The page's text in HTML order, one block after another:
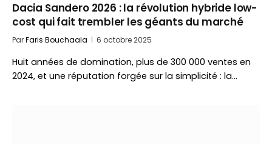
Dacia Sandero 2026 : la révolution hybride low-
cost qui fait trembler les géants du marché
ParFaris Bouchaala 6 octobre 2025
Huit années de domination, plus de 300 000 ventes en
2024, et une réputation forgée sur la simplicité : la…